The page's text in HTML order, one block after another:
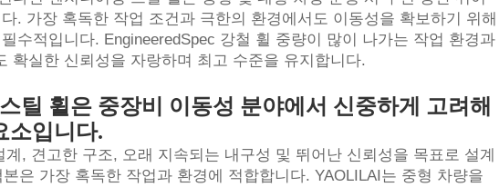
. 가장 혹독한 작업 조건과 극한의 환경에서도 이동성을 확보하기 위해
수적입니다. EngineeredSpec 강철 휠 중량이 많이 나가는 작업 환경과
확실한 신뢰성을 자랑하며 최고 수준을 유지합니다.
틸 휠은 중장비 이동성 분야에서 신중하게 고려해
소입니다.
, 견고한 구조, 오래 지속되는 내구성 및 뛰어난 신뢰성을 목표로 설계
은 가장 혹독한 작업과 환경에 적합합니다. YAOLILAI는 중형 차량을